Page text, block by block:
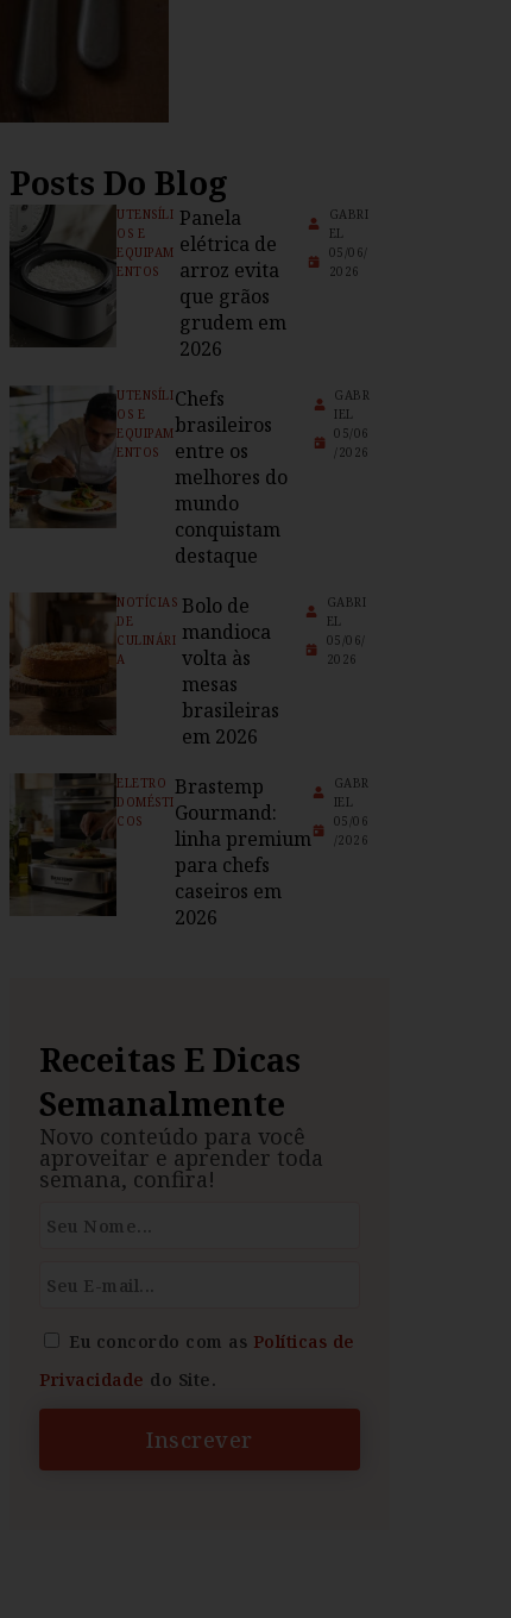
Posts Do Blog
UTENSÍLI
OS E
EQUIPAM
ENTOS
Panela
elétrica de
arroz evita
que grãos
grudem em
2026
GABRI
EL
05/06/
2026
UTENSÍLI
OS E
EQUIPAM
ENTOS
Chefs
brasileiros
entre os
melhores do
mundo
conquistam
destaque
GABR
IEL
05/06
/2026
NOTÍCIAS
DE
CULINÁRI
A
Bolo de
mandioca
volta às
mesas
brasileiras
em 2026
GABRI
EL
05/06/
2026
ELETRO
DOMÉSTI
COS
Brastemp
Gourmand:
linha premium
para chefs
caseiros em
2026
GABR
IEL
05/06
/2026
Receitas E Dicas
Semanalmente
Novo conteúdo para você
aproveitar e aprender toda
semana, confira!
Eu concordo com as Políticas de
Privacidade do Site.
Inscrever